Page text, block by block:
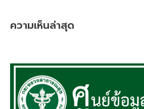
ความเห็นล่าสุด